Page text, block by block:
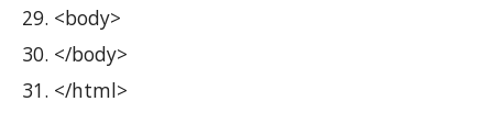
<body>
</body>
</html>